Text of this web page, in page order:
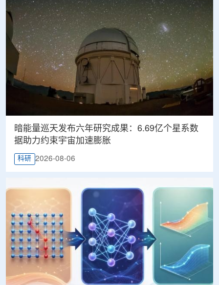
暗能量巡天发布六年研究成果：6.69亿个星系数
据助力约束宇宙加速膨胀
科研 2026-08-06